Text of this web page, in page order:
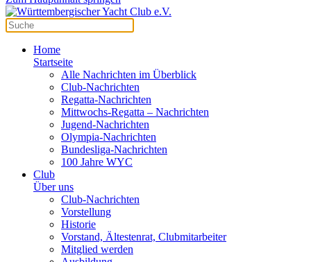
Home
Startseite
Alle Nachrichten im Überblick
Club-Nachrichten
Regatta-Nachrichten
Mittwochs-Regatta – Nachrichten
Jugend-Nachrichten
Olympia-Nachrichten
Bundesliga-Nachrichten
100 Jahre WYC
Club
Über uns
Club-Nachrichten
Vorstellung
Historie
Vorstand, Ältestenrat, Clubmitarbeiter
Mitglied werden